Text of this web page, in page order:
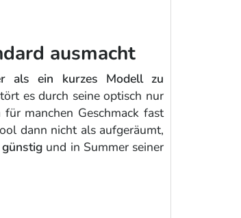
ausmacht
als ein kurzes Modell zu
es durch seine optisch nur
manchen Geschmack fast
dann nicht als aufgeräumt,
und in Summer seiner